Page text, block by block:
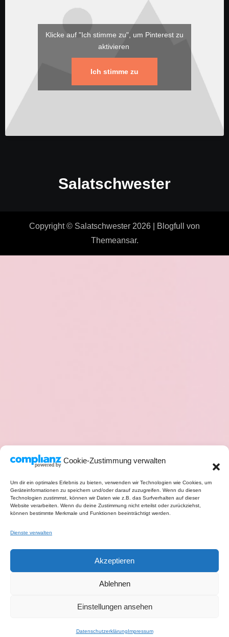
Cookie-Zustimmung verwalten
Um dir ein optimales Erlebnis zu bieten, verwenden wir Technologien wie Cookies, um
Geräteinformationen zu speichern und/oder darauf zuzugreifen. Wenn du diesen
Technologien zustimmst, können wir Daten wie z.B. das Surfverhalten auf dieser
Website verarbeiten. Wenn du deine Zustimmung nicht erteilst oder zurückziehst,
können bestimmte Merkmale und Funktionen beeinträchtigt werden.
Dienste verwalten
Akzeptieren
Ablehnen
Einstellungen ansehen
DatenschutzerklärungImpressum
Klicke auf "Ich stimme zu", um Pinterest zu
aktivieren
Ich stimme zu
Salatschwester
Copyright © Salatschwester 2026 Blogfull
von
Themeansar.